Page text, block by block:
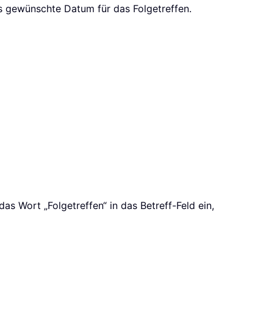
gewünschte Datum für das Folgetreffen.
Wort „Folgetreffen“ in das Betreff-Feld ein,